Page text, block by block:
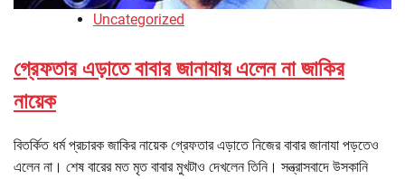
Uncategorized
গ্রেফতার এড়াতে বাবার জানাযায় এলেন না জাকির
নায়েক
বিতর্কিত ধর্ম প্রচারক জাকির নায়েক গ্রেফতার এড়াতে নিজের বাবার জানাযা পড়তেও
এলেন না। শেষ বারের মত মৃত বাবার মুখটাও দেখলেন তিনি। সন্ত্রাসবাদে উসকানি